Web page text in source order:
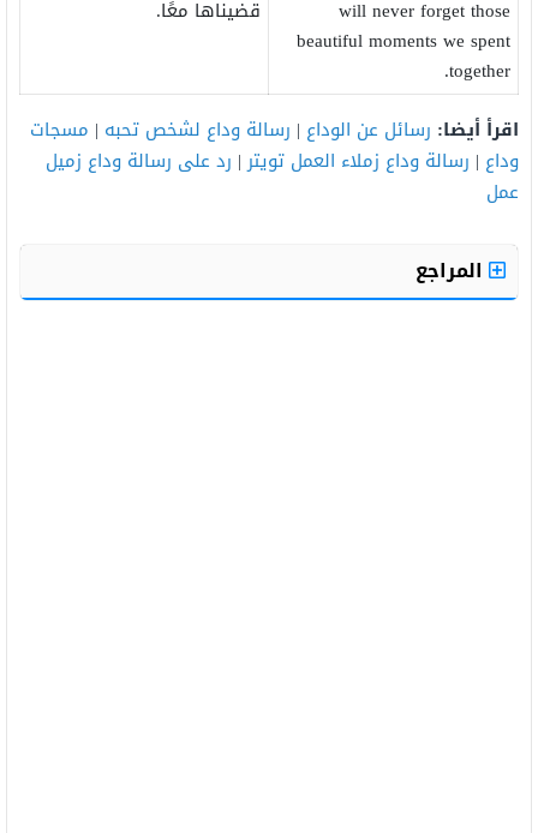
will never forget those
beautiful moments we spent
together.
قضيناها معًا.
اقرأ أيضا: رسائل عن الوداع | رسالة وداع لشخص تحبه | مسجات
وداع | رسالة وداع زملاء العمل تويتر| رد على رسالة وداع زميل
عمل
المراجع